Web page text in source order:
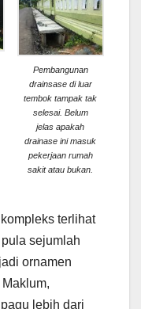
Pembangunan
drainsase di luar
tembok tampak tak
selesai. Belum
jelas apakah
drainase ini masuk
pekerjaan rumah
sakit atau bukan.
terlihat
sejumlah
ornamen
lebih dari